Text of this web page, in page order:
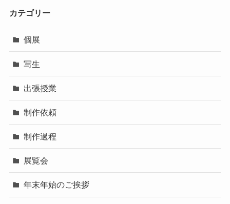
カテゴリー
個展
写生
出張授業
制作依頼
制作過程
展覧会
年末年始のご挨拶